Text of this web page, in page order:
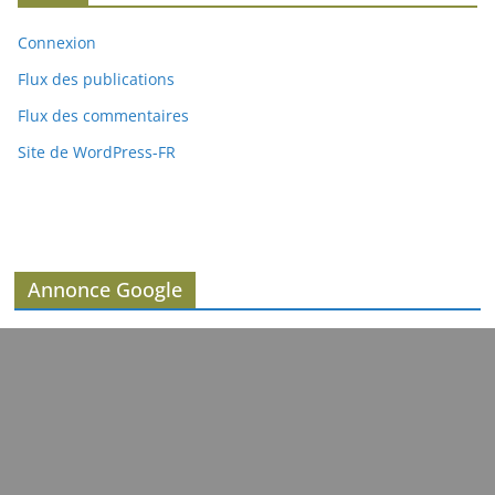
Connexion
Flux des publications
Flux des commentaires
Site de WordPress-FR
Annonce Google